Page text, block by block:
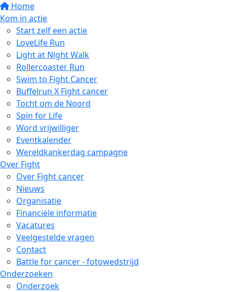
Home
Kom in actie
Start zelf een actie
LoveLife Run
Light at Night Walk
Rollercoaster Run
Swim to Fight Cancer
Buffelrun X Fight cancer
Tocht om de Noord
Spin for Life
Word vrijwilliger
Eventkalender
Wereldkankerdag campagne
Over Fight
Over Fight cancer
Nieuws
Organisatie
Financiële informatie
Vacatures
Veelgestelde vragen
Contact
Battle for cancer - fotowedstrijd
Onderzoeken
Onderzoek